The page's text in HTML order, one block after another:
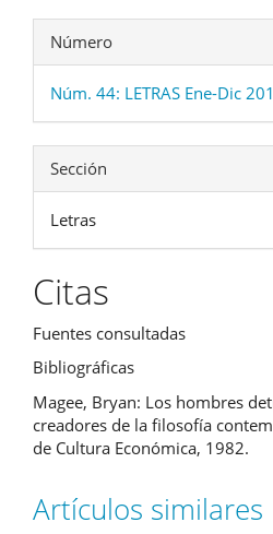
Número
Núm. 44: LETRAS Ene-Dic
Sección
Letras
Citas
Fuentes consultadas
Bibliográficas
Magee, Bryan: Los hombres
creadores de la filosofía
de Cultura Económica, 1982.
Artículos similares